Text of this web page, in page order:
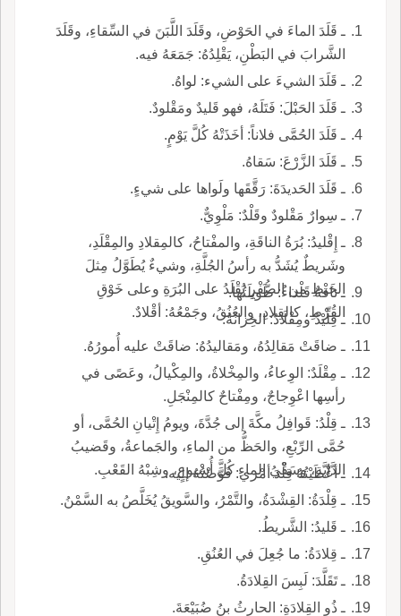
ـ قَلَدَ الماءَ في الحَوْضِ، وقَلَدَ اللَّبَنَ في السِّقاءِ، وقَلَدَ
الشَّرابَ في البَطْنِ، يَقْلِدُهُ: جَمَعَهُ فيه.
ـ قَلَدَ الشيءَ على الشيء: لواهُ.
ـ قَلَدَ الحَبْلَ: فَتَلَهُ، فهو قَليدٌ ومَقْلودٌ.
ـ قَلَدَ الحُمَّى فلاناً: أخَذَتْهُ كُلَّ يَوْمٍ.
ـ قَلَدَ الزَّرْعَ: سَقاهُ.
ـ قَلَدَ الحَديدَةَ: رَقَّقَها ولَواها على شيءٍ.
ـ سِوارٌ مَقْلودٌ وقَلْدٌ: مَلْوِيٌّ.
ـ إِقْليدُ: بُرَةُ الناقَةِ، والمفْتاحُ، كالمِقلادِ والمِقْلَدِ،
وشَريطٌ يُشَدُّ به رأسُ الجُلَّةِ، وشيءٌ يُطَوَّلُ مِثلَ
الخَيْطِ من الصُّفْرِ يُقْلَدُ على البُرَةِ وعلى خَوْقِ
القُرْطِ، كالقِلادِ، والعُنُقُ، وجَمْعُهُ: أقْلادٌ.
ـ ناقةٌ قَلْداءُ: طَويلَتُها.
ـ قِلِّيْدٌ ومِقْلَادٌ: الخِزانَةُ.
ـ ضاقَتْ مَقالِدُهُ، ومَقاليدُهُ: ضاقَتْ عليه أُمورُهُ.
ـ مِقْلَدٌ: الوِعاءُ، والمِخْلاةُ، والمِكْيالُ، وعَصًى في
رأسِها اعْوِجاجٌ، ومِفْتاحٌ كالمِنْجَلِ.
ـ قِلْدُ: قَوافِلُ مكَّةَ إلى جُدَّةَ، ويومُ إِتْيانِ الحُمَّى، أو
حُمَّى الرِّبْعِ، والحَظُّ من الماءِ، والجَماعةُ، وقَضيبُ
الدَّابَّةِ، وسَقْيُ الماءِ كُلَّ أُسْبوعٍ، وشِبْهُ القَعْبِ.
ـ أعْطَيْتُهُ قِلْدَ أمْري: فَوَّضْتُهُ إليه.
ـ قِلْدَةُ: القِشْدَةُ، والتَّمْرُ، والسَّويقُ يُخَلَّصُ به السَّمْنُ.
ـ قَليدُ: الشَّريطُ.
ـ قِلادَةُ: ما جُعِلَ في العُنُقِ.
ـ تَقَلَّدَ: لَبِسَ القِلادَةُ.
ـ ذُو القِلادَةِ: الحارِثُ بنُ ضُبَيْعَةَ.